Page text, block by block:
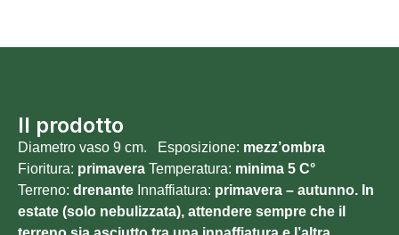
Il prodotto
Diametro vaso 9 cm. Esposizione: mezz’ombra
Fioritura: primavera Temperatura: minima 5 C°
Terreno: drenante Innaffiatura: primavera – autunno. In
estate (solo nebulizzata), attendere sempre che il